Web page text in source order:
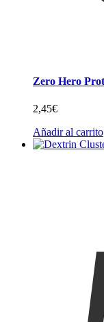
Zero Hero
2,45€
Añadir al carrito